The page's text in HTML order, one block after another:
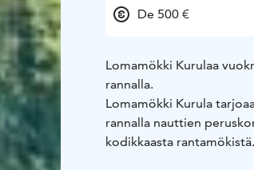
De 500 €
Lomamökki Kurulaa
rannalla.
Lomamökki Kurula
rannalla nauttien
kodikkaasta rantamökistä.